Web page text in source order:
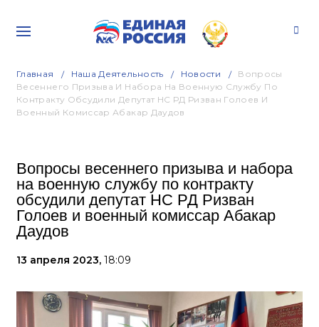
Главная Наша Деятельность Новости
Вопросы
Весеннего Призыва И Набора На Военную Службу По
Контракту Обсудили Депутат НС РД Ризван Голоев И
Военный Комиссар Абакар Даудов
Вопросы весеннего призыва и набора
на военную службу по контракту
обсудили депутат НС РД Ризван
Голоев и военный комиссар Абакар
Даудов
13 апреля 2023, 18:09